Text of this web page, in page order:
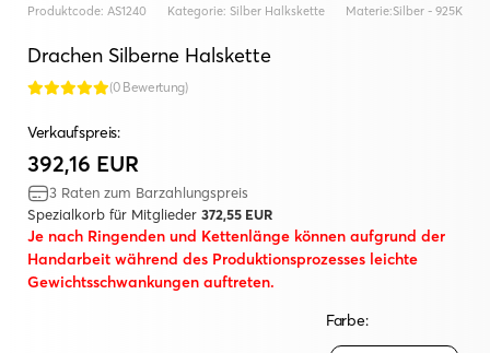
Produktcode: AS1240 Kategorie: Silber Halkskette Materie:Silber - 925K
Drachen Silberne Halskette
(0 Bewertung)
Verkaufspreis:
392,16 EUR
3 Raten zum Barzahlungspreis
Spezialkorb für Mitglieder 372,55 EUR
Je nach Ringenden und Kettenlänge können aufgrund der
Handarbeit während des Produktionsprozesses leichte
Gewichtsschwankungen auftreten.
Farbe: